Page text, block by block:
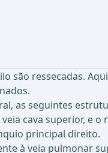
são ressecadas.
as seguintes
cava superior, e
principal direito.
à veia pulmonar